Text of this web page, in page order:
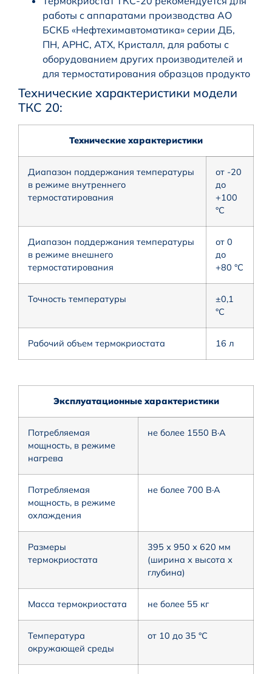
работы с аппаратами производства АО
БСКБ «Нефтехимавтоматика» серии ДБ,
ПН, АРНС, АТХ, Кристалл, для работы с
оборудованием других производителей и
для термостатирования образцов продукто
Технические характеристики модели
ТКС 20:
Технические характеристики
Диапазон поддержания температуры
в режиме внутреннего
термостатирования
от -20
до
+100
°C
Диапазон поддержания температуры
в режиме внешнего
термостатирования
от 0
до
+80 °C
Точность температуры
±0,1
°С
Рабочий объем термокриостата 16 л
Эксплуатационные характеристики
Потребляемая
мощность, в режиме
нагрева
не более 1550 В·А
Потребляемая
мощность, в режиме
охлаждения
не более 700 В·А
Размеры
термокриостата
395 х 950 х 620 мм
(ширина х высота х
глубина)
Масса термокриостата не более 55 кг
Температура
окружающей среды
от 10 до 35 °C